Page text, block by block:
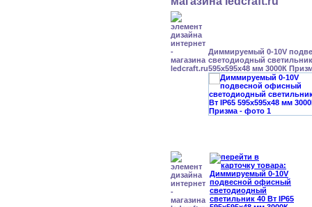
Диммируемый 0-10V
светодиодный
595x595x48 мм 3000К